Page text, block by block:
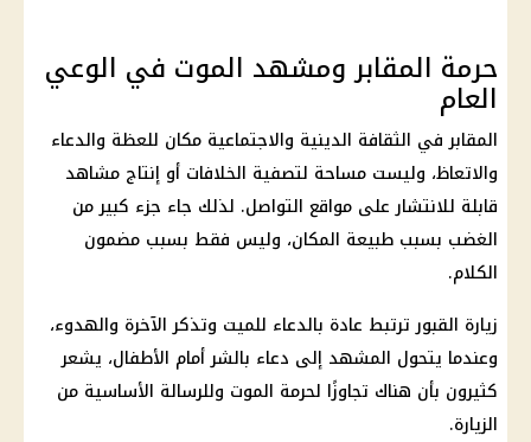
حرمة المقابر ومشهد الموت في الوعي
العام
المقابر في الثقافة الدينية والاجتماعية مكان للعظة والدعاء
والاتعاظ، وليست مساحة لتصفية الخلافات أو إنتاج مشاهد
قابلة للانتشار على مواقع التواصل. لذلك جاء جزء كبير من
الغضب بسبب طبيعة المكان، وليس فقط بسبب مضمون
الكلام.
زيارة القبور ترتبط عادة بالدعاء للميت وتذكر الآخرة والهدوء،
وعندما يتحول المشهد إلى دعاء بالشر أمام الأطفال، يشعر
كثيرون بأن هناك تجاوزًا لحرمة الموت وللرسالة الأساسية من
الزيارة.